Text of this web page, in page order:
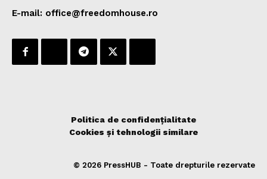
E-mail: office@freedomhouse.ro
Politica de confidențialitate
Cookies și tehnologii similare
© 2026 PressHUB - Toate drepturile rezervate